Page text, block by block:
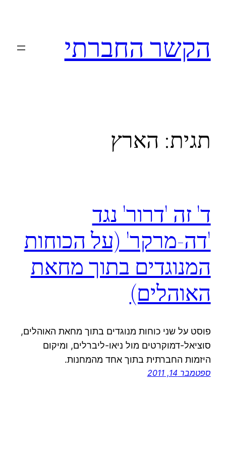
הקשר החברתי
תגית: הארץ
ד' זה 'דרור' נגד
'דה-מרקר' (על הכוחות
המנוגדים בתוך מחאת
האוהלים)
פוסט על שני כוחות מנוגדים בתוך מחאת האוהלים,
סוציאל-דמוקרטים מול ניאו-ליברלים, ומיקום
היזמות החברתית בתוך אחד מהמחנות.
ספטמבר 14, 2011